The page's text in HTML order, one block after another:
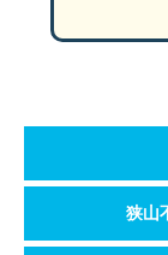
上記の他に売却
なお、不動産売
■売買契約で売主
・実印
・登記済権利証or
3-5.STEP5「査
また、マンショ
狭山